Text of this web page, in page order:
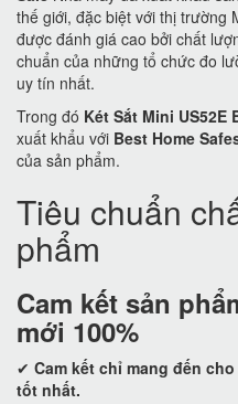
thế giới, đặc biệt với thị trường
được đánh giá cao bởi chất
chuẩn của những tổ chức đo
uy tín nhất.
Trong đó Két Sắt Mini US52E
xuất khẩu với Best Home
của sản phẩm.
Tiêu chuẩn
phẩm
Cam kết sản
mới 100%
✔ Cam kết chỉ mang đến
tốt nhất.